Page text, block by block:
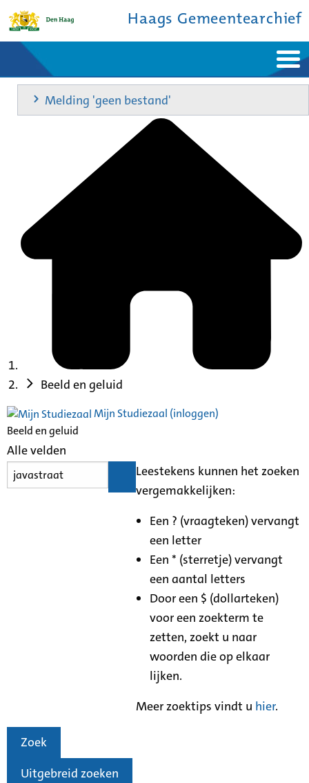
Haags Gemeentearchief
Home
Nieuws
Ontdek de stad
De studiezaal
Bronnen en collecties
Melding 'geen bestand'
Beeld en geluid
Mijn Studiezaal (inloggen)
Beeld en geluid
Alle velden
Leestekens kunnen het zoeken
vergemakkelijken:
Een ? (vraagteken) vervangt
een letter
Een * (sterretje) vervangt
een aantal letters
Door een $ (dollarteken)
voor een zoekterm te
zetten, zoekt u naar
woorden die op elkaar
lijken.
Meer zoektips vindt u hier.
Zoek
Uitgebreid zoeken